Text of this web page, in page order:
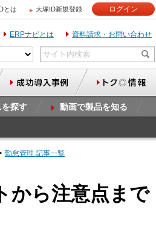
とは 大塚ID新規登録 ログイン
ERPナビとは 資料請求・お問い合わせ
探す 動画で製品を知る
勤怠管理 記事一覧
から注意点まで